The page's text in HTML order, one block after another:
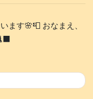
ます🌸📮 おなまえ、